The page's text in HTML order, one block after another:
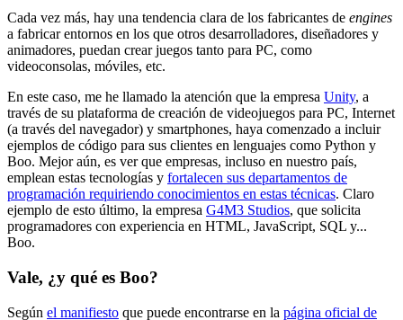
Cada vez más, hay una tendencia clara de los fabricantes de engines
a fabricar entornos en los que otros desarrolladores, diseñadores y
animadores, puedan crear juegos tanto para PC, como
videoconsolas, móviles, etc.
En este caso, me he llamado la atención que la empresa Unity, a
través de su plataforma de creación de videojuegos para PC, Internet
(a través del navegador) y smartphones, haya comenzado a incluir
ejemplos de código para sus clientes en lenguajes como Python y
Boo. Mejor aún, es ver que empresas, incluso en nuestro país,
emplean estas tecnologías y fortalecen sus departamentos de
programación requiriendo conocimientos en estas técnicas. Claro
ejemplo de esto último, la empresa G4M3 Studios, que solicita
programadores con experiencia en HTML, JavaScript, SQL y...
Boo.
Vale, ¿y qué es Boo?
Según el manifiesto que puede encontrarse en la página oficial de